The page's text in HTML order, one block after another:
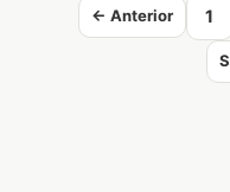
← Anterior 1